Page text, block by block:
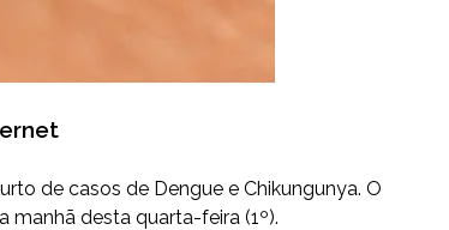
de casos de Dengue e Chikungunya. O
manhã desta quarta-feira (1º).